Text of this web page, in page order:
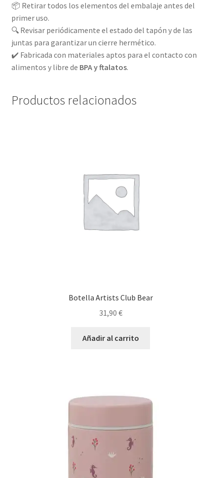
📦 Retirar todos los elementos del embalaje antes del
primer uso.
🔍 Revisar periódicamente el estado del tapón y de las
juntas para garantizar un cierre hermético.
✔️ Fabricada con materiales aptos para el contacto con
alimentos y libre de BPA y ftalatos.
Productos relacionados
Botella Artists Club Bear
31,90 €
Añadir al carrito